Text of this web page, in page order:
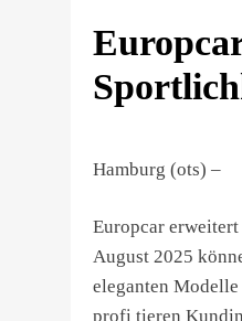
Hamburg (ots) –
Europcar
August 2025
eleganten
profi tieren